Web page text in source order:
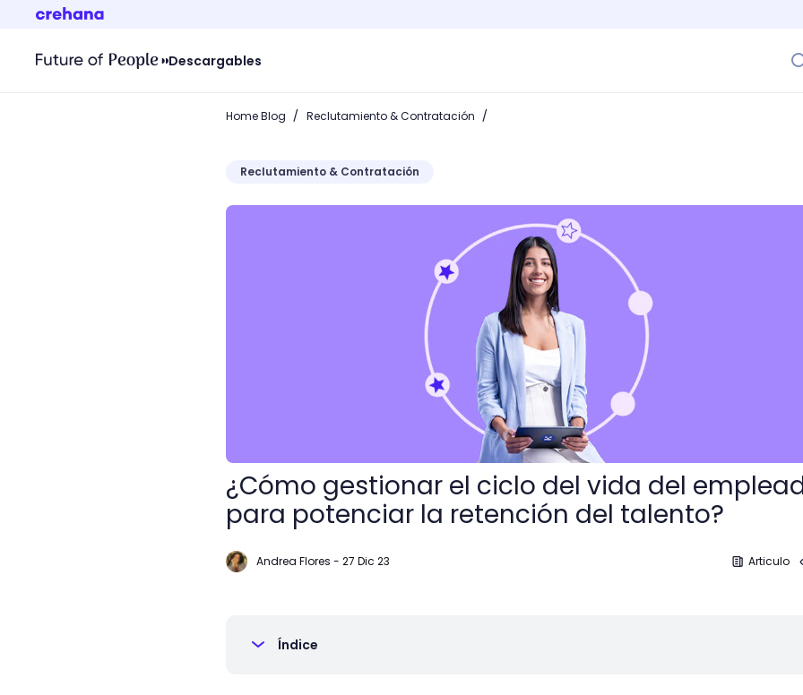
Descargables
Home Blog / Reclutamiento & Contratación /
Reclutamiento & Contratación
¿Cómo gestionar el ciclo del vida del empleado para potenciar la retención del
¿Cómo gestionar el ciclo del vida del
para potenciar la retención del talento?
Andrea Flores - 27 Dic 23 Articulo
Índice